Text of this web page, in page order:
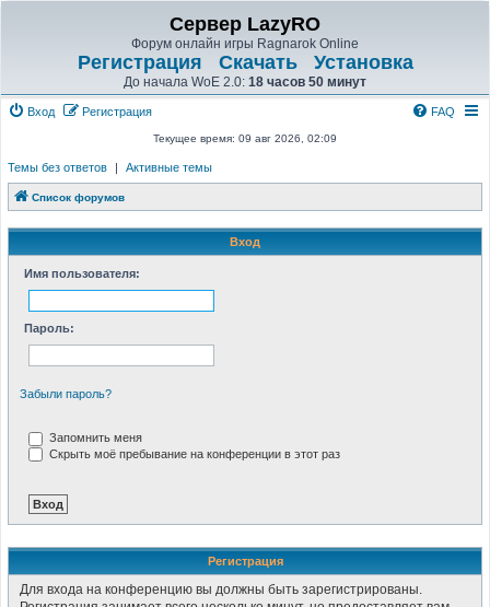
Сервер LazyRO
Форум онлайн игры Ragnarok Online
Регистрация Скачать Установка
До начала WoE 2.0: 18 часов 50 минут
Вход Регистрация FAQ
Текущее время: 09 авг 2026, 02:09
Темы без ответов | Активные темы
Список форумов
Вход
Имя пользователя:
Пароль:
Забыли пароль?
Запомнить меня
Скрыть моё пребывание на конференции в этот раз
Регистрация
Для входа на конференцию вы должны быть зарегистрированы.